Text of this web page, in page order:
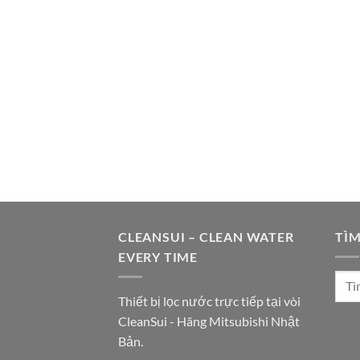
CLEANSUI – CLEAN WATER
EVERY TIME
Thiết bị lọc nước trực tiếp tại vòi
CleanSui - Hãng Mitsubishi Nhật
Bản.